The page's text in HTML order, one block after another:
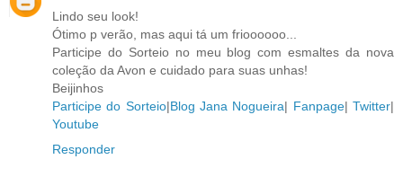
Lindo seu look!
Ótimo p verão, mas aqui tá um frioooooo...
Participe do Sorteio no meu blog com esmaltes da nova
coleção da Avon e cuidado para suas unhas!
Beijinhos
Participe do Sorteio|Blog Jana Nogueira| Fanpage| Twitter|
Youtube
Responder